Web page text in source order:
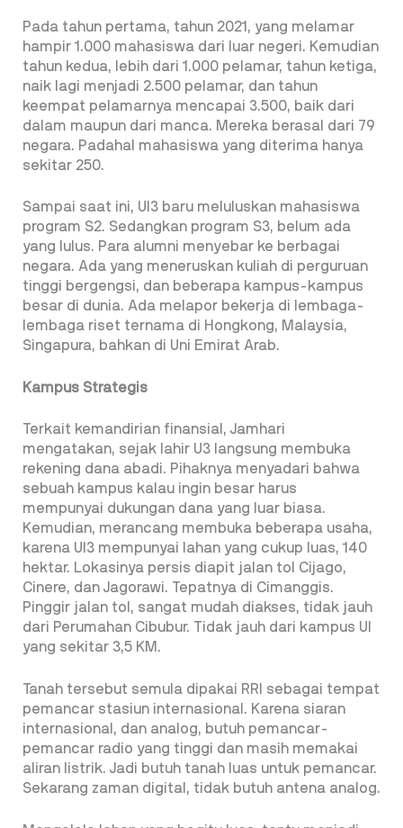
Pada tahun pertama, tahun 2021, yang melamar
hampir 1.000 mahasiswa dari luar negeri. Kemudian
tahun kedua, lebih dari 1.000 pelamar, tahun ketiga,
naik lagi menjadi 2.500 pelamar, dan tahun
keempat pelamarnya mencapai 3.500, baik dari
dalam maupun dari manca. Mereka berasal dari 79
negara. Padahal mahasiswa yang diterima hanya
sekitar 250.
Sampai saat ini, UI3 baru meluluskan mahasiswa
program S2. Sedangkan program S3, belum ada
yang lulus. Para alumni menyebar ke berbagai
negara. Ada yang meneruskan kuliah di perguruan
tinggi bergengsi, dan beberapa kampus-kampus
besar di dunia. Ada melapor bekerja di lembaga-
lembaga riset ternama di Hongkong, Malaysia,
Singapura, bahkan di Uni Emirat Arab.
Kampus Strategis
Terkait kemandirian finansial, Jamhari
mengatakan, sejak lahir U3 langsung membuka
rekening dana abadi. Pihaknya menyadari bahwa
sebuah kampus kalau ingin besar harus
mempunyai dukungan dana yang luar biasa.
Kemudian, merancang membuka beberapa usaha,
karena UI3 mempunyai lahan yang cukup luas, 140
hektar. Lokasinya persis diapit jalan tol Cijago,
Cinere, dan Jagorawi. Tepatnya di Cimanggis.
Pinggir jalan tol, sangat mudah diakses, tidak jauh
dari Perumahan Cibubur. Tidak jauh dari kampus UI
yang sekitar 3,5 KM.
Tanah tersebut semula dipakai RRI sebagai tempat
pemancar stasiun internasional. Karena siaran
internasional, dan analog, butuh pemancar-
pemancar radio yang tinggi dan masih memakai
aliran listrik. Jadi butuh tanah luas untuk pemancar.
Sekarang zaman digital, tidak butuh antena analog.